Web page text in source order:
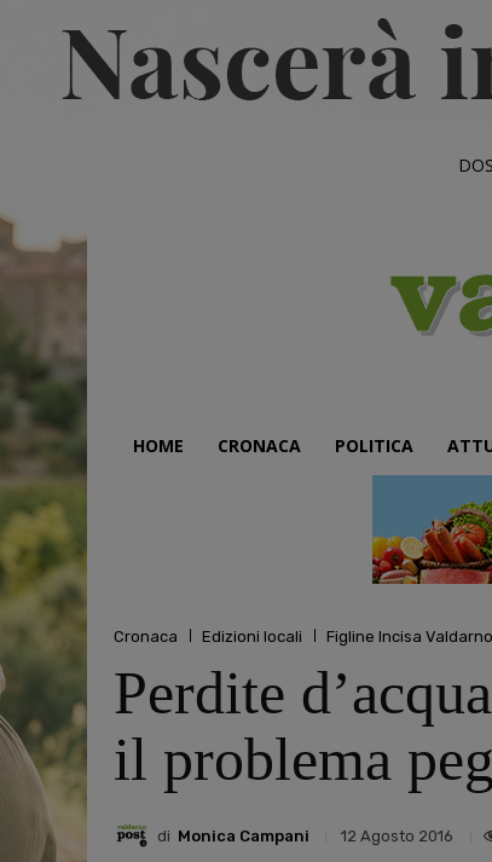
HOME CRONACA POLITICA
Cronaca Edizioni locali Figline Incisa Valdarno
Perdite
il problema
di Monica Campani 12 Agosto 2016